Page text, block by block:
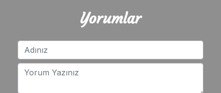
Yorumlar